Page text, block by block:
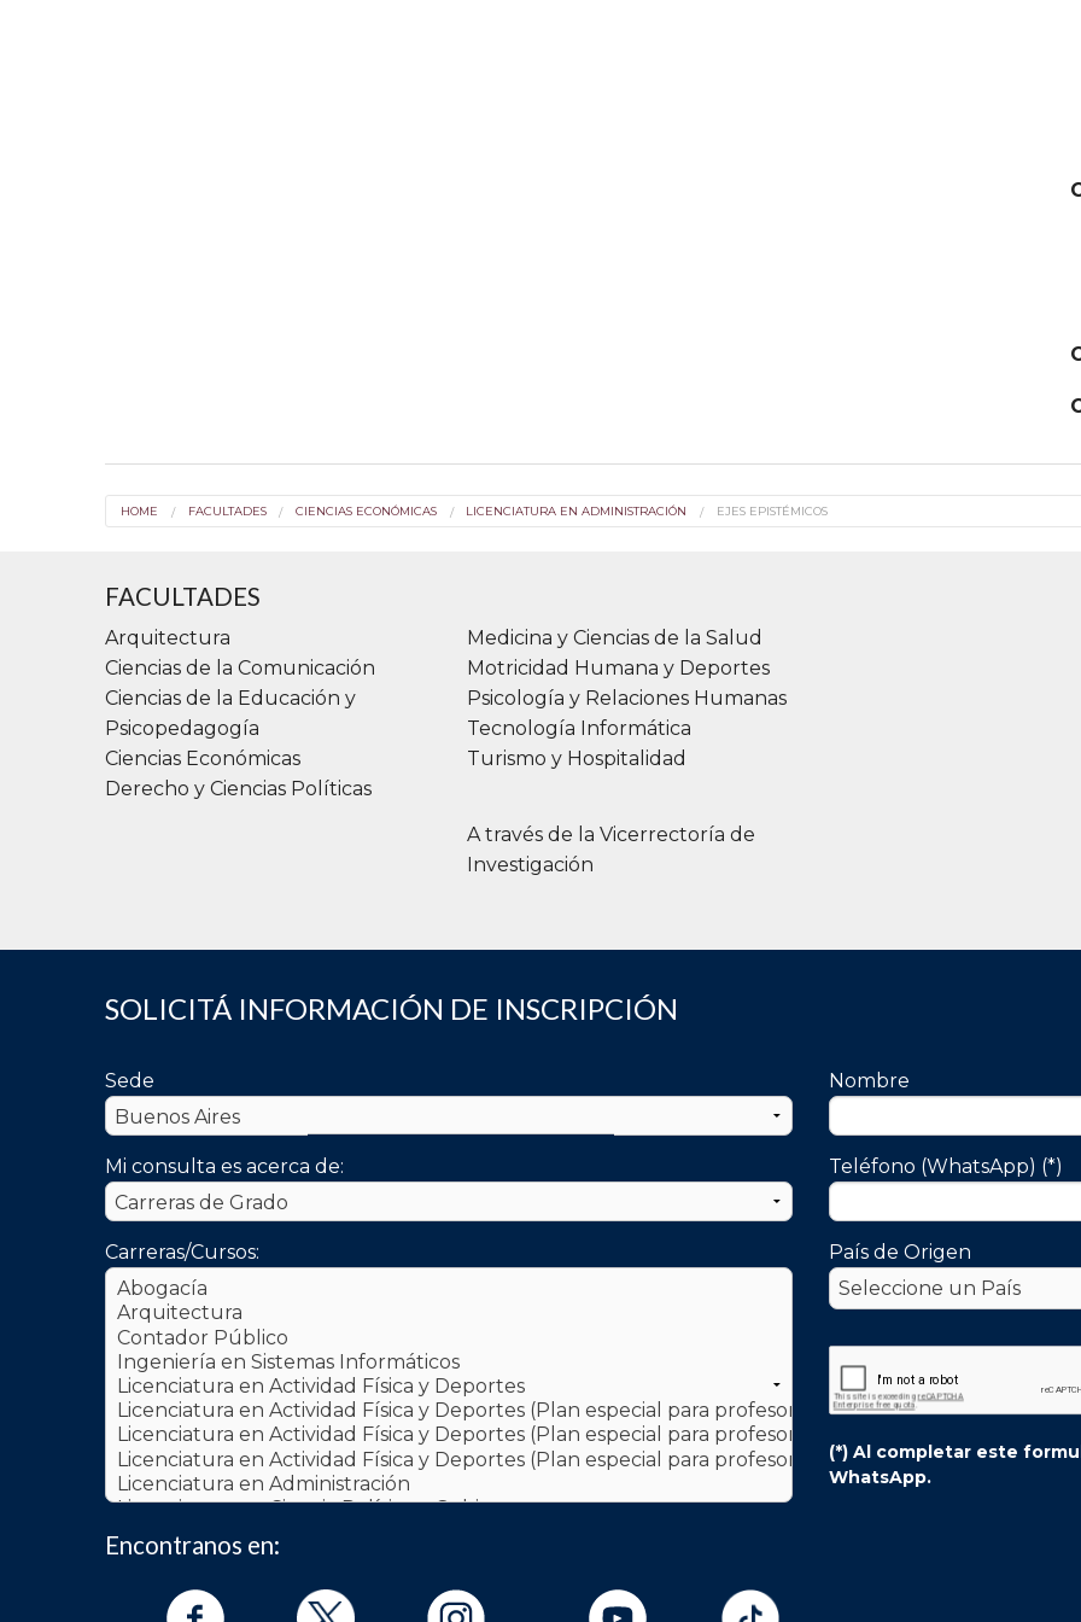
HOME FACULTADES CIENCIAS ECONÓMICAS LICENCIATURA EN ADMINISTRACIÓN EJES EPISTÉMICOS
FACULTADES
Arquitectura
Ciencias de la Comunicación
Ciencias de la Educación y
Psicopedagogía
Ciencias Económicas
Derecho y Ciencias Políticas
Medicina y Ciencias de la Salud
Motricidad Humana y Deportes
Psicología y Relaciones Humanas
Tecnología Informática
Turismo y Hospitalidad
A través de la Vicerrectoría de
Investigación
SOLICITÁ INFORMACIÓN DE INSCRIPCIÓN
Sede
Mi consulta es acerca de:
Carreras/Cursos:
Nombre
Teléfono (WhatsApp) (*)
País de Origen
(*) Al completar este
WhatsApp.
Encontranos en: